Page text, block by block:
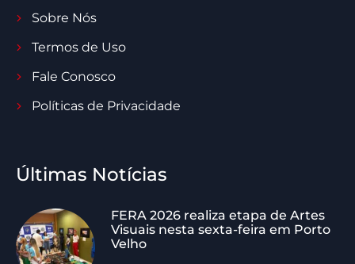
Sobre Nós
Termos de Uso
Fale Conosco
Políticas de Privacidade
Últimas Notícias
FERA 2026 realiza etapa de Artes
Visuais nesta sexta-feira em Porto
Velho